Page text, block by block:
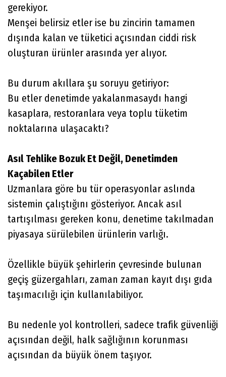
gerekiyor.
Menşei belirsiz etler ise bu zincirin tamamen
dışında kalan ve tüketici açısından ciddi risk
oluşturan ürünler arasında yer alıyor.
Bu durum akıllara şu soruyu getiriyor:
Bu etler denetimde yakalanmasaydı hangi
kasaplara, restoranlara veya toplu tüketim
noktalarına ulaşacaktı?
Asıl Tehlike Bozuk Et Değil, Denetimden
Kaçabilen Etler
Uzmanlara göre bu tür operasyonlar aslında
sistemin çalıştığını gösteriyor. Ancak asıl
tartışılması gereken konu, denetime takılmadan
piyasaya sürülebilen ürünlerin varlığı.
Özellikle büyük şehirlerin çevresinde bulunan
geçiş güzergahları, zaman zaman kayıt dışı gıda
taşımacılığı için kullanılabiliyor.
Bu nedenle yol kontrolleri, sadece trafik güvenliği
açısından değil, halk sağlığının korunması
açısından da büyük önem taşıyor.